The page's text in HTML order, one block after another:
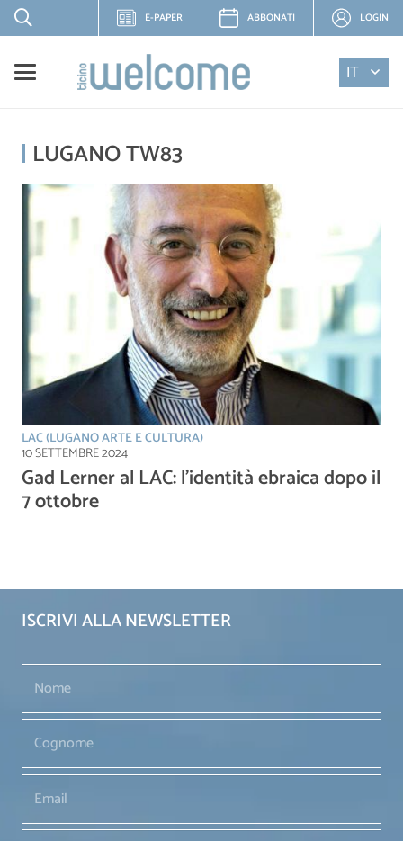
E-PAPER ABBONATI LOGIN
IT
LUGANO TW83
LAC (LUGANO ARTE E CULTURA)
10 SETTEMBRE 2024
Gad Lerner al LAC: l’identità ebraica dopo il
7 ottobre
ISCRIVI ALLA NEWSLETTER